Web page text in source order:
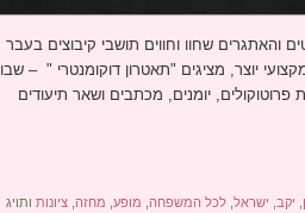
שחוו וחווים תושבי קיבוצים בעבר
שילה, והוא תאטרון מקצועי יוצר, מציגים "תאטרון דוקומנטרי " – שבו
יומנים, מכתבים ושאר תיעודים
יקב, ישראל, לכל המשפחה, מופע, מחזה, ציונותותויג